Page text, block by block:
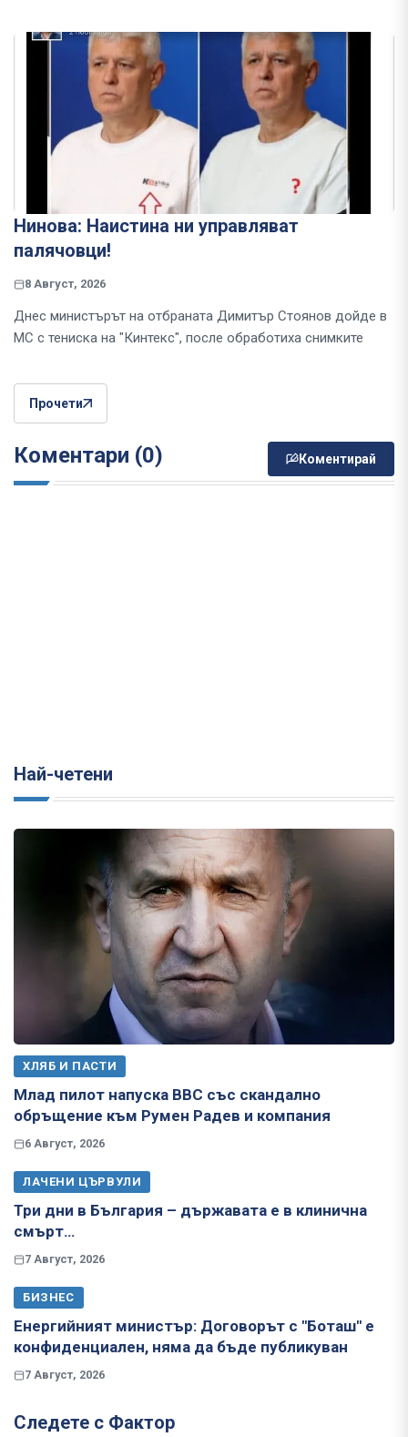
Нинова: Наистина ни управляват
палячовци!
8 Август, 2026
Днес министърът на отбраната Димитър Стоянов дойде в
МС с тениска на "Кинтекс", после обработиха снимките
Прочети
Коментари (0) Коментирай
Най-четени
ХЛЯБ И ПАСТИ
Млад пилот напуска ВВС със скандално
обръщение към Румен Радев и компания
6 Август, 2026
ЛАЧЕНИ ЦЪРВУЛИ
Три дни в България – държавата е в клинична
смърт…
7 Август, 2026
БИЗНЕС
Енергийният министър: Договорът с "Боташ" е
конфиденциален, няма да бъде публикуван
7 Август, 2026
Следете с Фактор